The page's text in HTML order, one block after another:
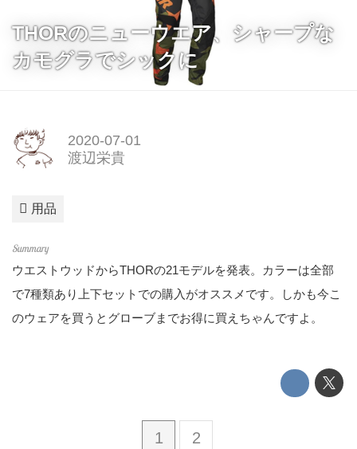
THORのニューウエア、シャープな
カモグラでシックに
2020-07-01
渡辺栄貴
用品
ウエストウッドからTHORの21モデルを発表。カラーは全部
で7種類あり上下セットでの購入がオススメです。しかも今こ
のウェアを買うとグローブまでお得に買えちゃんですよ。
1 2